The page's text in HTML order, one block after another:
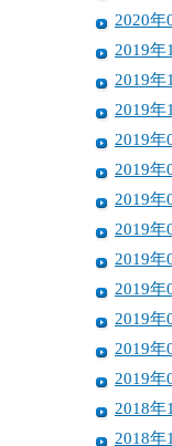
2020年
2019年
2019年
2019年
2019年
2019年
2019年
2019年
2019年
2019年
2019年
2019年
2019年
2018年
2018年